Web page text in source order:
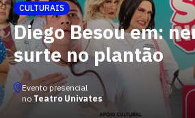
CULTURAIS
Diego Besou em:
surte no plantão
Evento presencial
no Teatro Univates